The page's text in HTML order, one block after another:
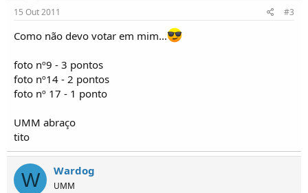
15 Out 2011 #3
Como não devo votar em mim...
foto nº9 - 3 pontos
foto nº14 - 2 pontos
foto nº 17 - 1 ponto
UMM abraço
tito
W Wardog
UMM